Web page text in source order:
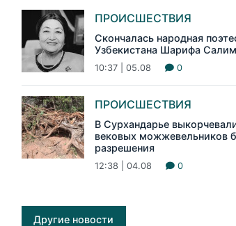
ПРОИСШЕСТВИЯ
Скончалась народная
Узбекистана Шарифа
10:37 | 05.08 0
ПРОИСШЕСТВИЯ
В Сурхандарье
вековых можжевельников
разрешения
12:38 | 04.08 0
Другие новости